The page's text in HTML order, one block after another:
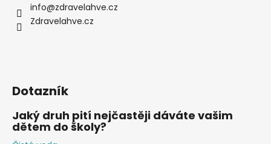
info@zdravelahve.cz
Zdravelahve.cz
Dotazník
Jaký druh pití nejčastěji dáváte vašim
dětem do školy?